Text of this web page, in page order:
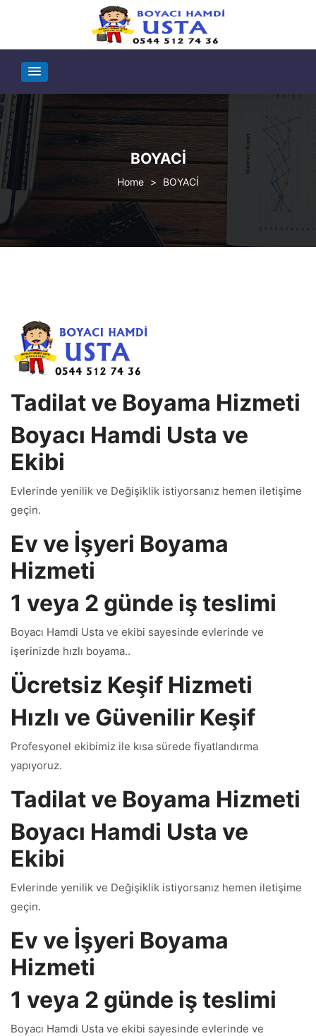
BOYACİ
> BOYACİ
Tadilat ve Boyama Hizmeti
Boyacı Hamdi Usta ve
Ekibi
Evlerinde yenilik ve Değişiklik istiyorsanız hemen iletişime
geçin.
Ev ve İşyeri Boyama
Hizmeti
1 veya 2 günde iş teslimi
Boyacı Hamdi Usta ve ekibi sayesinde evlerinde ve
işerinizde hızlı boyama..
Ücretsiz Keşif Hizmeti
Hızlı ve Güvenilir Keşif
Profesyonel ekibimiz ile kısa sürede fiyatlandırma
yapıyoruz.
Tadilat ve Boyama Hizmeti
Boyacı Hamdi Usta ve
Ekibi
Evlerinde yenilik ve Değişiklik istiyorsanız hemen iletişime
geçin.
Ev ve İşyeri Boyama
Hizmeti
1 veya 2 günde iş teslimi
Boyacı Hamdi Usta ve ekibi sayesinde evlerinde ve